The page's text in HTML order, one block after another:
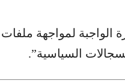
لمواجهة ملفات
السياسية”.